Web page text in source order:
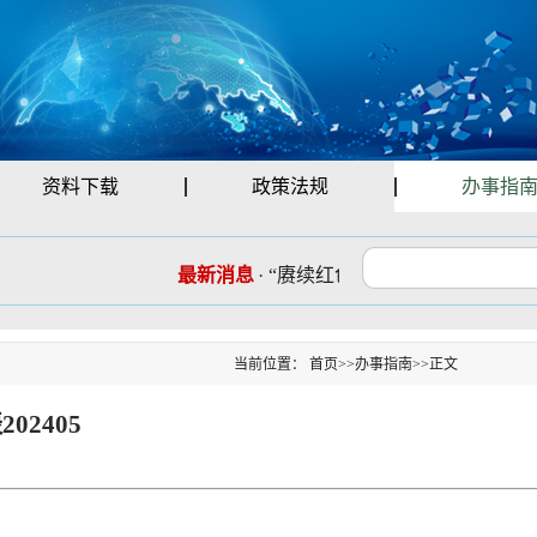
资料下载 政策法规 办事指南
最新消息·“赓续红色血脉 勇担时代使命”
当前位置： 首页>>办事指南>>正文